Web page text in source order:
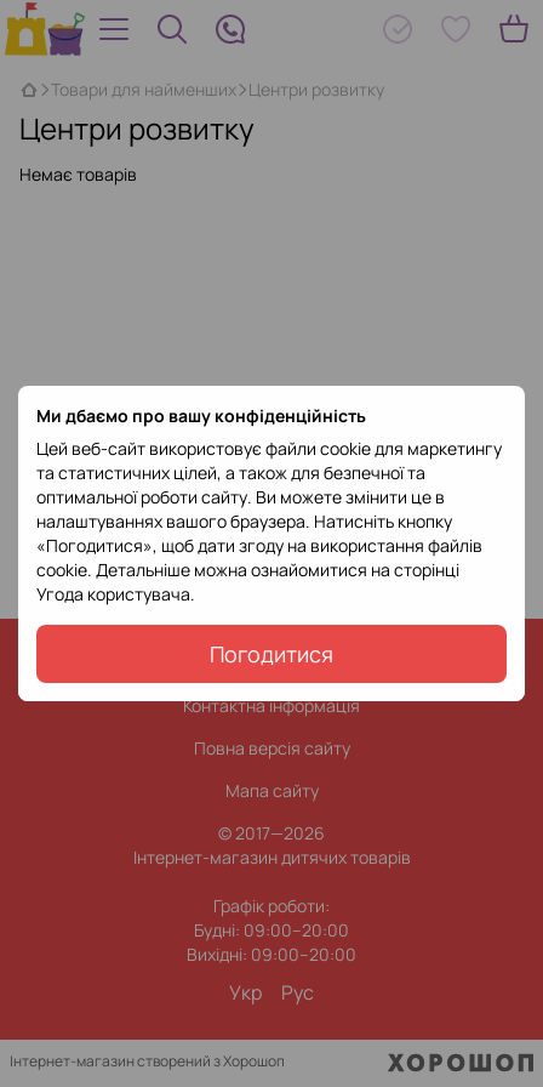
Ми дбаємо про вашу конфіденційність
Цей веб-сайт використовує файли cookie для маркетингу
та статистичних цілей, а також для безпечної та
оптимальної роботи сайту. Ви можете змінити це в
налаштуваннях вашого браузера. Натисніть кнопку
«Погодитися», щоб дати згоду на використання файлів
cookie. Детальніше можна ознайомитися на сторінці
Угода користувача.
Погодитися
Товари для найменших Центри розвитку
Центри розвитку
Немає товарів
0 (800) 338 965 0 (63) 0 338 965
Контактна інформація
Повна версія сайту
Мапа сайту
© 2017—2026
Інтернет-магазин дитячих товарів
Графік роботи:
Будні: 09:00–20:00
Вихідні: 09:00–20:00
Укр Рус
Інтернет-магазин створений з Хорошоп